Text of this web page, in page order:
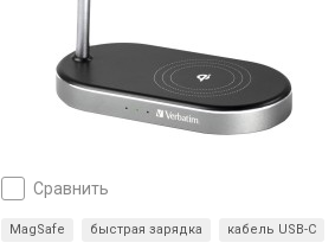
сравнить
MagSafe быстрая зарядка кабель USB-C